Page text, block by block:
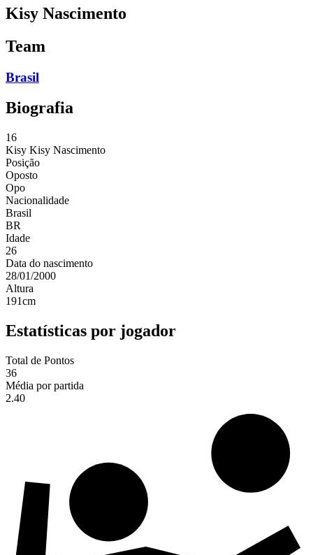
Kisy Nascimento
Team
Brasil
Biografia
16
Kisy Kisy Nascimento
Posição
Oposto
Opo
Nacionalidade
Brasil
BR
Idade
26
Data do nascimento
28/01/2000
Altura
191cm
Estatísticas por jogador
Total de Pontos
36
Média por partida
2.40